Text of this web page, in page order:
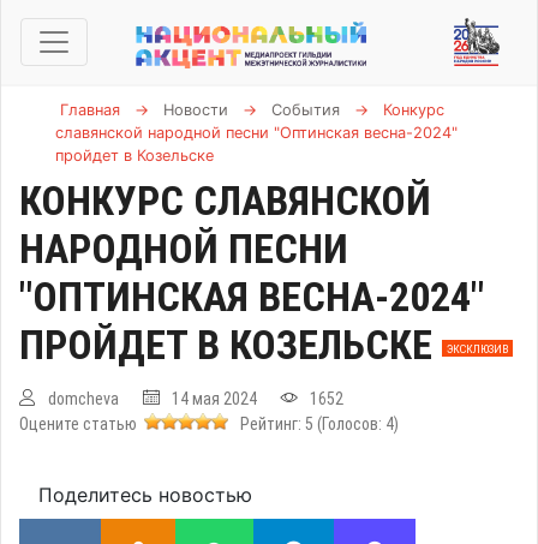
Главная → Новости → События →
Конкурс
славянской народной песни "Оптинская весна-2024"
пройдет в Козельске
КОНКУРС СЛАВЯНСКОЙ
НАРОДНОЙ ПЕСНИ
"ОПТИНСКАЯ ВЕСНА-2024"
ПРОЙДЕТ В КОЗЕЛЬСКЕ
ЭКСКЛЮЗИВ
domcheva 14 мая 2024
1652
Оцените статью
Рейтинг: 5 (Голосов: 4)
Поделитесь новостью